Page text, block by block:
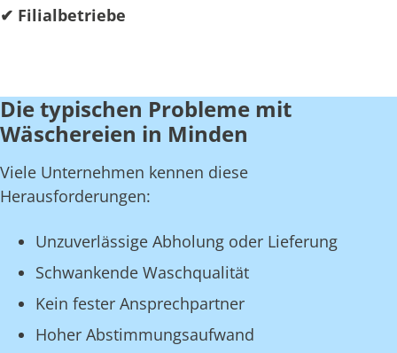
✔ Filialbetriebe
Die typischen Probleme mit
Wäschereien in Minden
Viele Unternehmen kennen diese
Herausforderungen:
Unzuverlässige Abholung oder Lieferung
Schwankende Waschqualität
Kein fester Ansprechpartner
Hoher Abstimmungsaufwand